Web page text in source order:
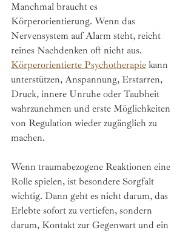
Manchmal braucht es
Körperorientierung. Wenn das
Nervensystem auf Alarm steht, reicht
reines Nachdenken oft nicht aus.
Körperorientierte Psychotherapie kann
unterstützen, Anspannung, Erstarren,
Druck, innere Unruhe oder Taubheit
wahrzunehmen und erste Möglichkeiten
von Regulation wieder zugänglich zu
machen.
Wenn traumabezogene Reaktionen eine
Rolle spielen, ist besondere Sorgfalt
wichtig. Dann geht es nicht darum, das
Erlebte sofort zu vertiefen, sondern
darum, Kontakt zur Gegenwart und ein